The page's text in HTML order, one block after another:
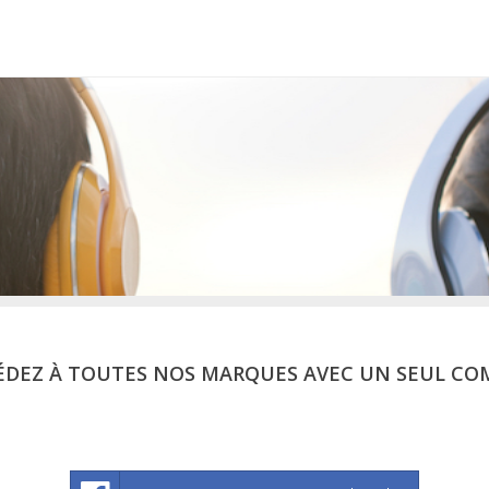
À TOUTES NOS MARQUES AVEC UN SEUL